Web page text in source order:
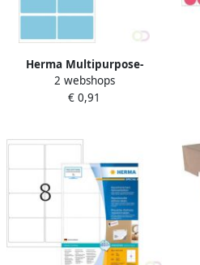
Herma Multipurpose-
etiketten 25 x 40 mm blauw
permanent hechtend om
2 webshops
€ 0,91